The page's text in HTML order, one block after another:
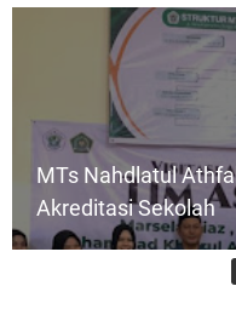
MTs Nahdlatul
Akreditasi Sekolah